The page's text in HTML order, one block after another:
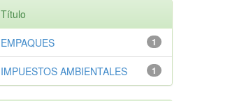
Título
1
EMPAQUES
1
IMPUESTOS AMBIENTALES